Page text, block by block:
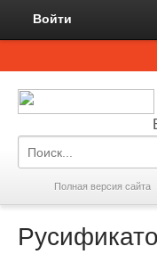
Войти
Полная версия сайта